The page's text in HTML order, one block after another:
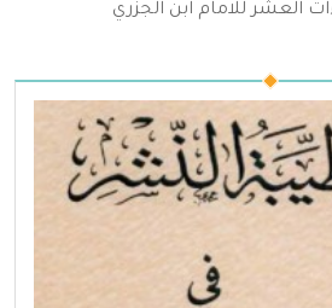
العشر للامام ابن الجزري